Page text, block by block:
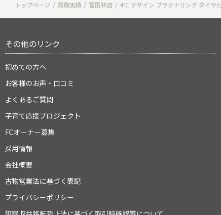
トップページ 買取実績 富田林店 4℃ デザイン プラチナリング ダイヤ
その他のリンク
初めての方へ
お客様のお声・口コミ
よくあるご質問
子育て応援プロジェクト
FCオーナー募集
採用情報
会社概要
古物営業法に基づく表記
プライバシーポリシー